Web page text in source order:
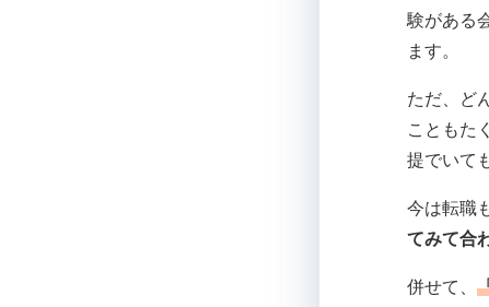
験がある
ます。
ただ、ど
こともた
提でいて
今は転職
てみて合
併せて、